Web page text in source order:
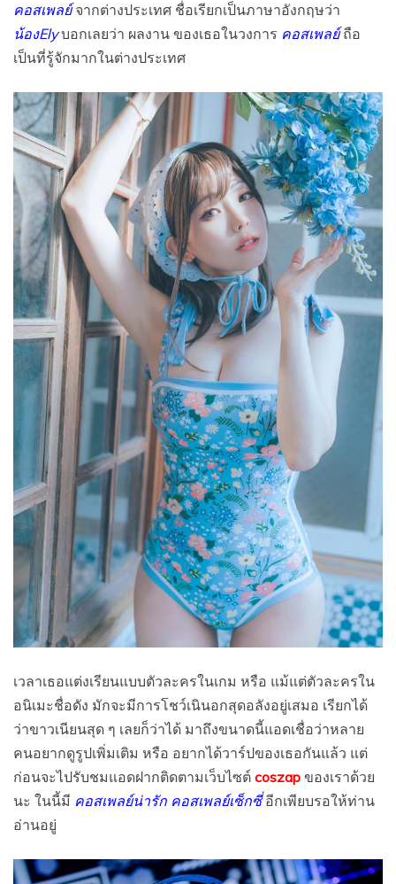
คอสเพลย์จากต่างประเทศ ชื่อเรียกเป็นภาษาอังกฤษว่า
น้องElyบอกเลยว่า ผลงาน ของเธอในวงการ คอสเพลย์ถือ
เป็นที่รู้จักมากในต่างประเทศ
เวลาเธอแต่งเรียนแบบตัวละครในเกม หรือ แม้แต่ตัวละครใน
อนิเมะชื่อดัง มักจะมีการโชว์เนินอกสุดอลังอยู่เสมอ เรียกได้
ว่าขาวเนียนสุด ๆ เลยก็ว่าได้ มาถึงขนาดนี้แอดเชื่อว่าหลาย
คนอยากดูรูปเพิ่มเติม หรือ อยากได้วาร์ปของเธอกันแล้ว แต่
ก่อนจะไปรับชมแอดฝากติดตามเว็บไซต์ coszap ของเราด้วย
นะ ในนี้มี คอสเพลย์น่ารัก คอสเพลย์เซ็กซี่อีกเพียบรอให้ท่าน
อ่านอยู่